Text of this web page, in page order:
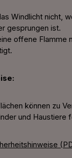
Windlicht nicht,
gesprungen ist.
offene Flamme
können zu
und Haustiere